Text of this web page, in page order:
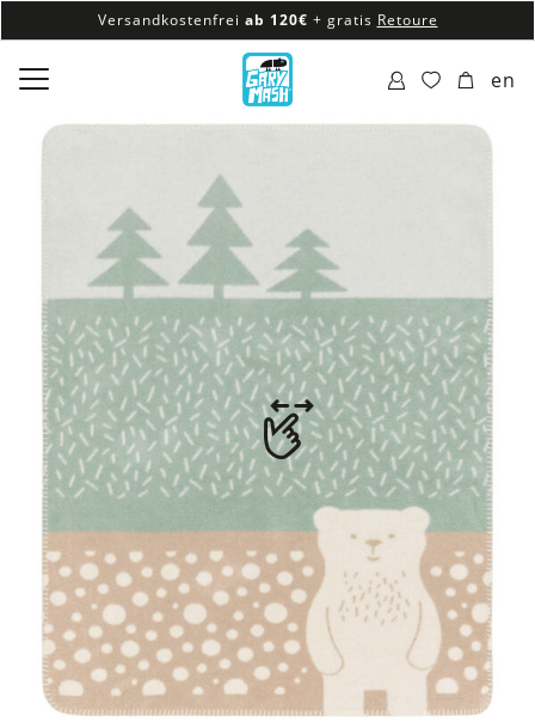
Versandkostenfrei ab 120€ + gratis Retoure
100% veganes & fair produziertes Sortiment
Versandkostenfrei ab 120€
en